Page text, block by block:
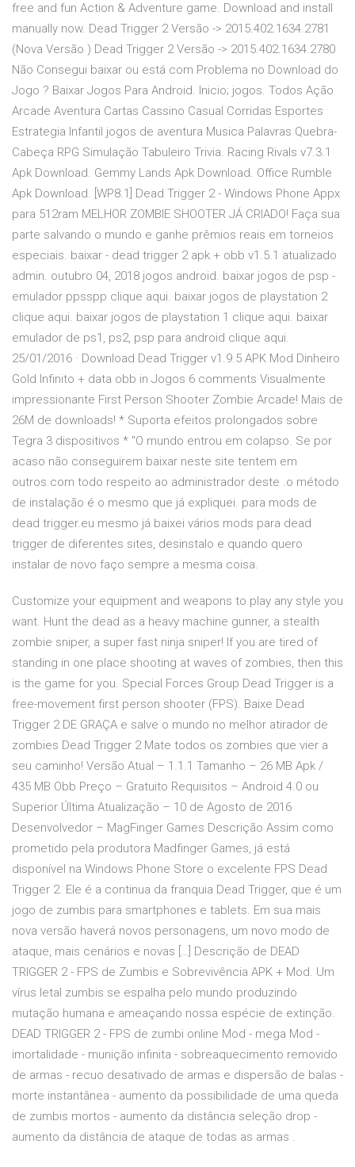
free and fun Action & Adventure game. Download and install
manually now. Dead Trigger 2 Versão -> 2015.402.1634.2781
(Nova Versão ) Dead Trigger 2 Versão -> 2015.402.1634.2780
Não Consegui baixar ou está com Problema no Download do
Jogo ? Baixar Jogos Para Android. Inicio; jogos. Todos Ação
Arcade Aventura Cartas Cassino Casual Corridas Esportes
Estrategia Infantil jogos de aventura Musica Palavras Quebra-
Cabeça RPG Simulação Tabuleiro Trivia. Racing Rivals v7.3.1
Apk Download. Gemmy Lands Apk Download. Office Rumble
Apk Download. [WP8.1] Dead Trigger 2 - Windows Phone Appx
para 512ram MELHOR ZOMBIE SHOOTER JÁ CRIADO! Faça sua
parte salvando o mundo e ganhe prêmios reais em torneios
especiais. baixar - dead trigger 2 apk + obb v1.5.1 atualizado
admin. outubro 04, 2018 jogos android. baixar jogos de psp -
emulador ppsspp clique aqui. baixar jogos de playstation 2
clique aqui. baixar jogos de playstation 1 clique aqui. baixar
emulador de ps1, ps2, psp para android clique aqui.
25/01/2016 · Download Dead Trigger v1.9.5 APK Mod Dinheiro
Gold Infinito + data obb in Jogos 6 comments Visualmente
impressionante First Person Shooter Zombie Arcade! Mais de
26M de downloads! * Suporta efeitos prolongados sobre
Tegra 3 dispositivos * "O mundo entrou em colapso. Se por
acaso não conseguirem baixar neste site tentem em
outros.com todo respeito ao administrador deste .o método
de instalação é o mesmo que já expliquei. para mods de
dead trigger.eu mesmo já baixei vários mods para dead
trigger de diferentes sites, desinstalo e quando quero
instalar de novo faço sempre a mesma coisa.
Customize your equipment and weapons to play any style you
want. Hunt the dead as a heavy machine gunner, a stealth
zombie sniper, a super fast ninja sniper! If you are tired of
standing in one place shooting at waves of zombies, then this
is the game for you. Special Forces Group Dead Trigger is a
free-movement first person shooter (FPS). Baixe Dead
Trigger 2 DE GRAÇA e salve o mundo no melhor atirador de
zombies Dead Trigger 2 Mate todos os zombies que vier a
seu caminho! Versão Atual – 1.1.1 Tamanho – 26 MB Apk /
435 MB Obb Preço – Gratuito Requisitos – Android 4.0 ou
Superior Última Atualização – 10 de Agosto de 2016
Desenvolvedor – MagFinger Games Descrição Assim como
prometido pela produtora Madfinger Games, já está
disponível na Windows Phone Store o excelente FPS Dead
Trigger 2. Ele é a continua da franquia Dead Trigger, que é um
jogo de zumbis para smartphones e tablets. Em sua mais
nova versão haverá novos personagens, um novo modo de
ataque, mais cenários e novas […] Descrição de DEAD
TRIGGER 2 - FPS de Zumbis e Sobrevivência APK + Mod. Um
vírus letal zumbis se espalha pelo mundo produzindo
mutação humana e ameaçando nossa espécie de extinção.
DEAD TRIGGER 2 - FPS de zumbi online Mod - mega Mod -
imortalidade - munição infinita - sobreaquecimento removido
de armas - recuo desativado de armas e dispersão de balas -
morte instantânea - aumento da possibilidade de uma queda
de zumbis mortos - aumento da distância seleção drop -
aumento da distância de ataque de todas as armas .